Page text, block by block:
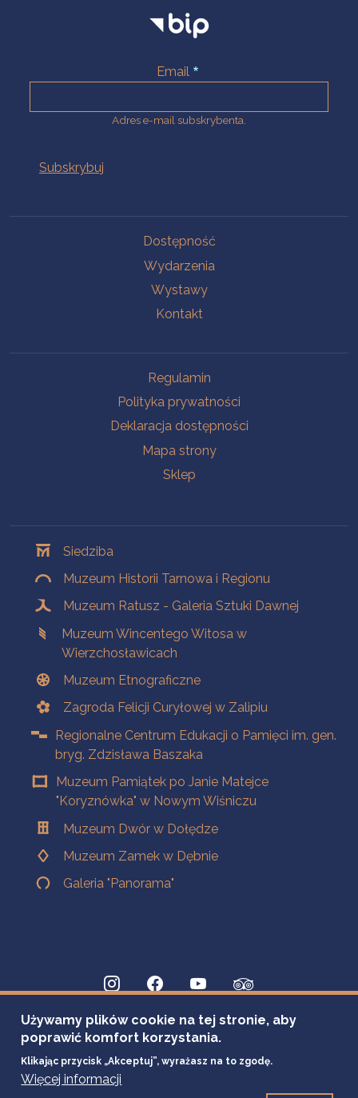
Email
Adres e-mail subskrybenta.
Dostępność
Wydarzenia
Wystawy
Kontakt
Regulamin
Polityka prywatności
Deklaracja dostępności
Mapa strony
Sklep
Siedziba
Muzeum Historii Tarnowa i Regionu
Muzeum Ratusz - Galeria Sztuki Dawnej
Muzeum Wincentego Witosa w
Wierzchosławicach
Muzeum Etnograficzne
Zagroda Felicji Curyłowej w Zalipiu
Regionalne Centrum Edukacji o Pamięci im. gen.
bryg. Zdzisława Baszaka
Muzeum Pamiątek po Janie Matejce
"Koryznówka" w Nowym Wiśniczu
Muzeum Dwór w Dołędze
Muzeum Zamek w Dębnie
Galeria "Panorama"
Używamy plików cookie na tej stronie, aby
poprawić komfort korzystania.
Klikając przycisk „Akceptuj”, wyrażasz na to zgodę.
Więcej informacji